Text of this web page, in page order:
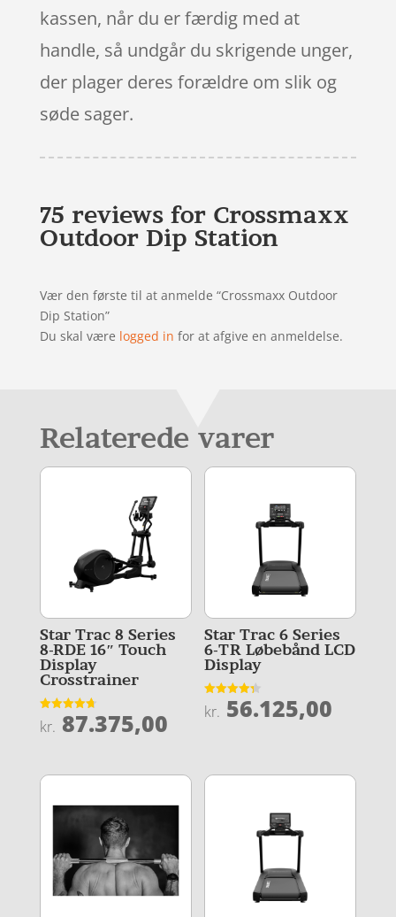
kassen, når du er færdig med at
handle, så undgår du skrigende unger,
der plager deres forældre om slik og
søde sager.
75 reviews for Crossmaxx
Outdoor Dip Station
Vær den første til at anmelde “Crossmaxx Outdoor
Dip Station”
Du skal være logged in for at afgive en anmeldelse.
Relaterede varer
Star Trac 8 Series
8-RDE 16″ Touch
Display
Crosstrainer
Vurderet
4.7
kr. 87.375,00
Star Trac 6 Series
6-TR Løbebånd LCD
Display
Vurderet
4.3
kr. 56.125,00